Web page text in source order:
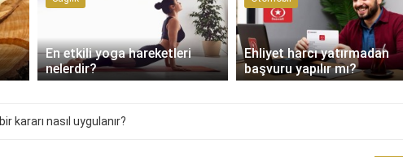
En etkili yoga hareketleri
nelerdir?
Ehliyet harcı yatırmadan
başvuru yapılır mı?
kararı nasıl uygulanır?